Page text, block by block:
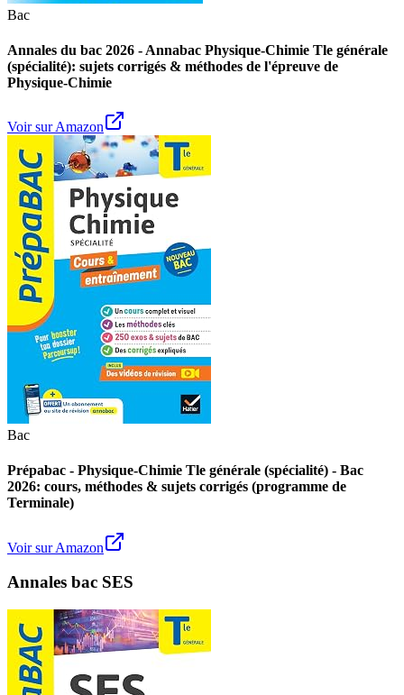
Bac
Annales du bac 2026 - Annabac Physique-Chimie Tle générale
(spécialité): sujets corrigés & méthodes de l'épreuve de
Physique-Chimie
Voir sur Amazon
Bac
Prépabac - Physique-Chimie Tle générale (spécialité) - Bac
2026: cours, méthodes & sujets corrigés (programme de
Terminale)
Voir sur Amazon
Annales bac SES